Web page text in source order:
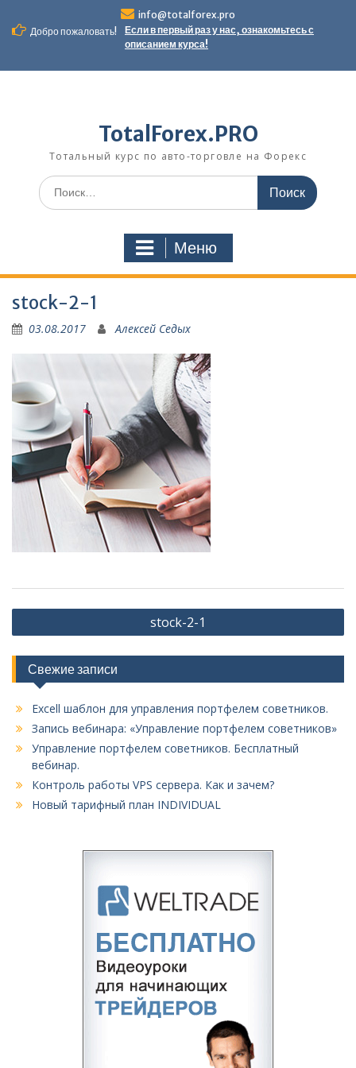
содержимому
info@totalforex.pro
Добро пожаловать!
Если в первый раз у нас, ознакомьтесь с
описанием курса!
TotalForex.PRO
Тотальный курс по авто-торговле на Форекс
Искать:
Меню
stock-2-1
03.08.2017 Алексей Седых
Навигация
по
записям
stock-2-1
Свежие записи
Excell шаблон для управления портфелем советников.
Запись вебинара: «Управление портфелем советников»
Управление портфелем советников. Бесплатный
вебинар.
Контроль работы VPS сервера. Как и зачем?
Новый тарифный план INDIVIDUAL